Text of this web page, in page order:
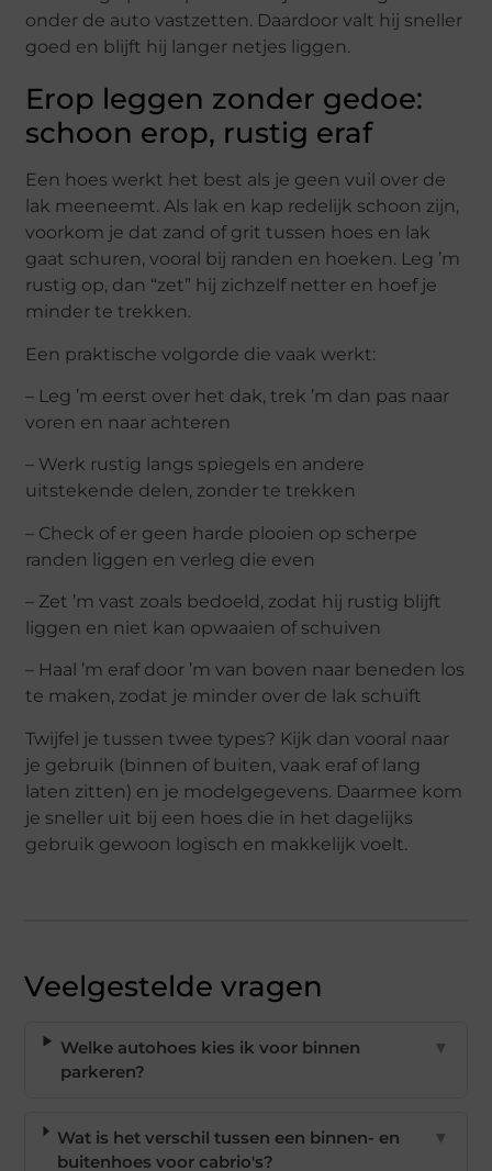
onder de auto vastzetten. Daardoor valt hij sneller
goed en blijft hij langer netjes liggen.
Erop leggen zonder gedoe:
schoon erop, rustig eraf
Een hoes werkt het best als je geen vuil over de
lak meeneemt. Als lak en kap redelijk schoon zijn,
voorkom je dat zand of grit tussen hoes en lak
gaat schuren, vooral bij randen en hoeken. Leg ’m
rustig op, dan “zet” hij zichzelf netter en hoef je
minder te trekken.
Een praktische volgorde die vaak werkt:
– Leg ’m eerst over het dak, trek ’m dan pas naar
voren en naar achteren
– Werk rustig langs spiegels en andere
uitstekende delen, zonder te trekken
– Check of er geen harde plooien op scherpe
randen liggen en verleg die even
– Zet ’m vast zoals bedoeld, zodat hij rustig blijft
liggen en niet kan opwaaien of schuiven
– Haal ’m eraf door ’m van boven naar beneden los
te maken, zodat je minder over de lak schuift
Twijfel je tussen twee types? Kijk dan vooral naar
je gebruik (binnen of buiten, vaak eraf of lang
laten zitten) en je modelgegevens. Daarmee kom
je sneller uit bij een hoes die in het dagelijks
gebruik gewoon logisch en makkelijk voelt.
Veelgestelde vragen
Welke autohoes kies ik voor binnen
parkeren?
▼
Wat is het verschil tussen een binnen- en
buitenhoes voor cabrio's?
▼